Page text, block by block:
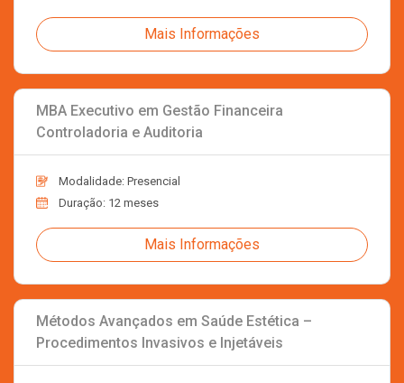
Mais Informações
MBA Executivo em Gestão Financeira
Controladoria e Auditoria
Modalidade: Presencial
Duração: 12 meses
Mais Informações
Métodos Avançados em Saúde Estética –
Procedimentos Invasivos e Injetáveis